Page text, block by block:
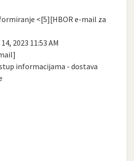
<[5][HBOR e-mail za
2023 11:53 AM
informacijama - dostava